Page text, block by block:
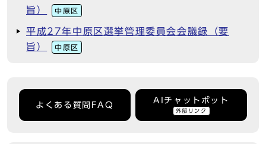
旨）
中原区
平成27年中原区選挙管理委員会会議録（要
旨）
中原区
よくある質問FAQ
AIチャットボット
外部リンク